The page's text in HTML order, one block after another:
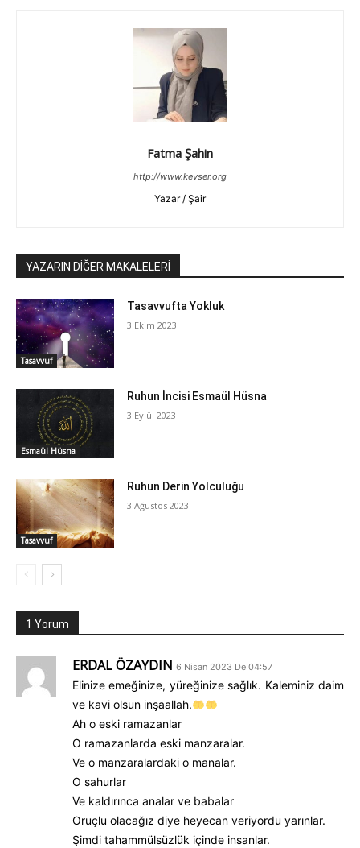
Fatma Şahin
http://www.kevser.org
Yazar / Şair
YAZARIN DİĞER MAKALELERİ
Tasavvuf
Tasavvufta Yokluk
3 Ekim 2023
Esmaül Hüsna
Ruhun İncisi Esmaül Hüsna
3 Eylül 2023
Tasavvuf
Ruhun Derin Yolculuğu
3 Ağustos 2023
1 Yorum
ERDAL ÖZAYDIN 6 Nisan 2023 De 04:57
Elinize emeğinize, yüreğinize sağlık. Kaleminiz daim
ve kavi olsun inşaallah.
Ah o eski ramazanlar
O ramazanlarda eski manzaralar.
Ve o manzaralardaki o manalar.
O sahurlar
Ve kaldırınca analar ve babalar
Oruçlu olacağız diye heyecan veriyordu yarınlar.
Şimdi tahammülsüzlük içinde insanlar.